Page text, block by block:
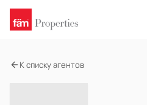
К списку агентов